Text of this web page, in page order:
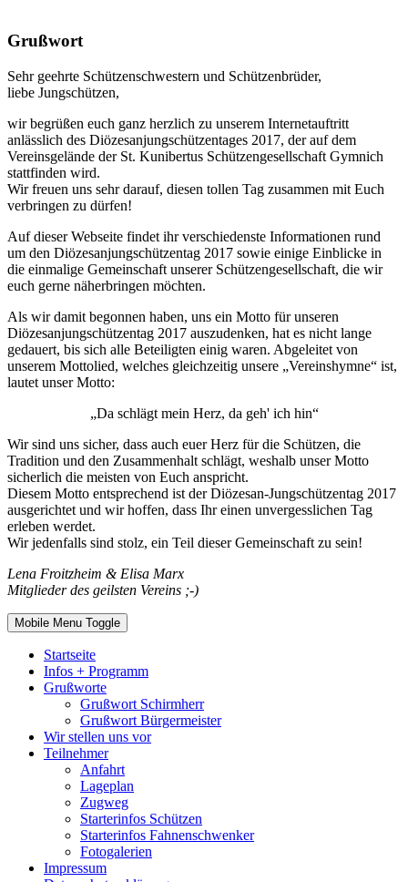
Grußwort
Sehr geehrte Schützenschwestern und Schützenbrüder,
liebe Jungschützen,
wir begrüßen euch ganz herzlich zu unserem Internetauftritt
anlässlich des Diözesanjungschützentages 2017, der auf dem
Vereinsgelände der St. Kunibertus Schützengesellschaft Gymnich
stattfinden wird.
Wir freuen uns sehr darauf, diesen tollen Tag zusammen mit Euch
verbringen zu dürfen!
Auf dieser Webseite findet ihr verschiedenste Informationen rund
um den Diözesanjungschützentag 2017 sowie einige Einblicke in
die einmalige Gemeinschaft unserer Schützengesellschaft, die wir
euch gerne näherbringen möchten.
Als wir damit begonnen haben, uns ein Motto für unseren
Diözesanjungschützentag 2017 auszudenken, hat es nicht lange
gedauert, bis sich alle Beteiligten einig waren. Abgeleitet von
unserem Mottolied, welches gleichzeitig unsere „Vereinshymne“ ist,
lautet unser Motto:
„Da schlägt mein Herz, da geh' ich hin“
Wir sind uns sicher, dass auch euer Herz für die Schützen, die
Tradition und den Zusammenhalt schlägt, weshalb unser Motto
sicherlich die meisten von Euch anspricht.
Diesem Motto entsprechend ist der Diözesan-Jungschützentag 2017
ausgerichtet und wir hoffen, dass Ihr einen unvergesslichen Tag
erleben werdet.
Wir jedenfalls sind stolz, ein Teil dieser Gemeinschaft zu sein!
Lena Froitzheim & Elisa Marx
Mitglieder des geilsten Vereins ;-)
Mobile Menu Toggle
Startseite
Infos + Programm
Grußworte
Grußwort Schirmherr
Grußwort Bürgermeister
Wir stellen uns vor
Teilnehmer
Anfahrt
Lageplan
Zugweg
Starterinfos Schützen
Starterinfos Fahnenschwenker
Fotogalerien
Impressum